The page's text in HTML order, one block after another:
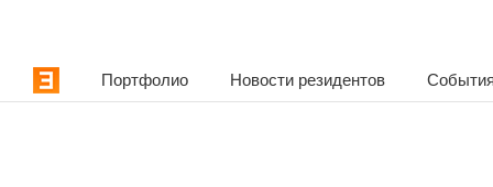
Портфолио Новости резидентов